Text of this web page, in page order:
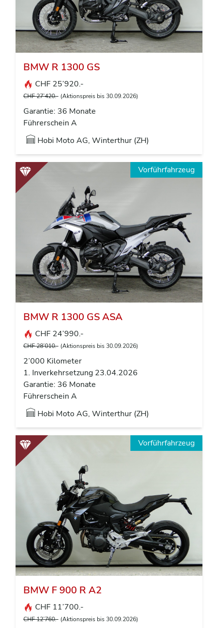
BMW R 1300 GS
CHF 25’920.-
CHF 27’420.- (Aktionspreis bis 30.09.2026)
Garantie: 36 Monate
Führerschein A
Hobi Moto AG, Winterthur (ZH)
Vorführfahrzeug
BMW R 1300 GS ASA
CHF 24’990.-
CHF 28’010.- (Aktionspreis bis 30.09.2026)
2’000 Kilometer
1. Inverkehrsetzung 23.04.2026
Garantie: 36 Monate
Führerschein A
Hobi Moto AG, Winterthur (ZH)
Vorführfahrzeug
BMW F 900 R A2
CHF 11’700.-
CHF 12’760.- (Aktionspreis bis 30.09.2026)